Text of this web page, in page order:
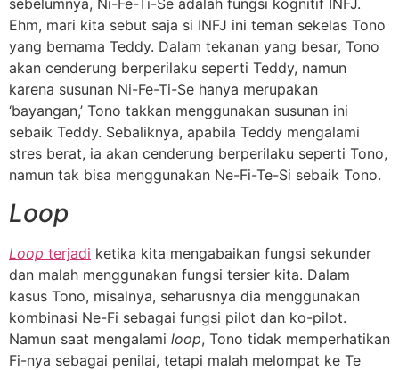
sebelumnya, Ni-Fe-Ti-Se adalah fungsi kognitif INFJ.
Ehm, mari kita sebut saja si INFJ ini teman sekelas Tono
yang bernama Teddy. Dalam tekanan yang besar, Tono
akan cenderung berperilaku seperti Teddy, namun
karena susunan Ni-Fe-Ti-Se hanya merupakan
‘bayangan,’ Tono takkan menggunakan susunan ini
sebaik Teddy. Sebaliknya, apabila Teddy mengalami
stres berat, ia akan cenderung berperilaku seperti Tono,
namun tak bisa menggunakan Ne-Fi-Te-Si sebaik Tono.
Loop
Loop terjadi ketika kita mengabaikan fungsi sekunder
dan malah menggunakan fungsi tersier kita. Dalam
kasus Tono, misalnya, seharusnya dia menggunakan
kombinasi Ne-Fi sebagai fungsi pilot dan ko-pilot.
Namun saat mengalami loop, Tono tidak memperhatikan
Fi-nya sebagai penilai, tetapi malah melompat ke Te